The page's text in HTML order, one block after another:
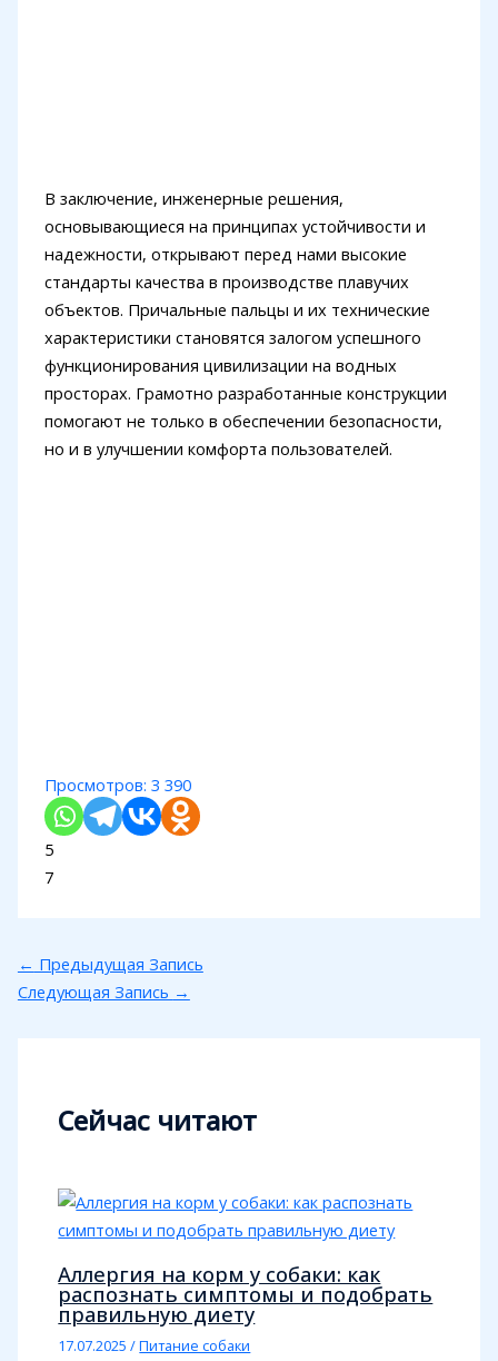
В заключение, инженерные решения,
основывающиеся на принципах устойчивости и
надежности, открывают перед нами высокие
стандарты качества в производстве плавучих
объектов. Причальные пальцы и их технические
характеристики становятся залогом успешного
функционирования цивилизации на водных
просторах. Грамотно разработанные конструкции
помогают не только в обеспечении безопасности,
но и в улучшении комфорта пользователей.
Просмотров: 3 390
5
7
← Предыдущая Запись
Следующая Запись →
Сейчас читают
Аллергия на корм у собаки: как
распознать симптомы и подобрать
правильную диету
17.07.2025/Питание собаки